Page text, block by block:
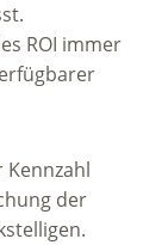
ROI immer
der